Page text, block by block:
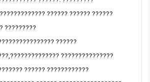
?????? ?????? ??????
?????????
??????
???????????????
?????? ????????????